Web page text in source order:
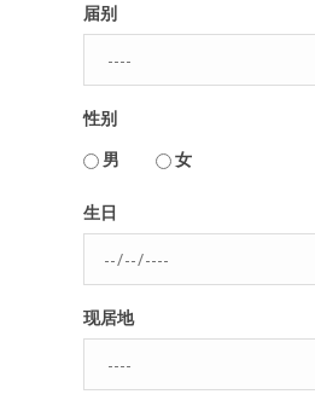
用户名或Email
记住我的登录状态
梦工坊圈
人脉圈
信息圈
品牌的力量
届别
性别
男
女
生日
现居地